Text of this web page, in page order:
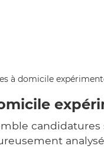
candidatures